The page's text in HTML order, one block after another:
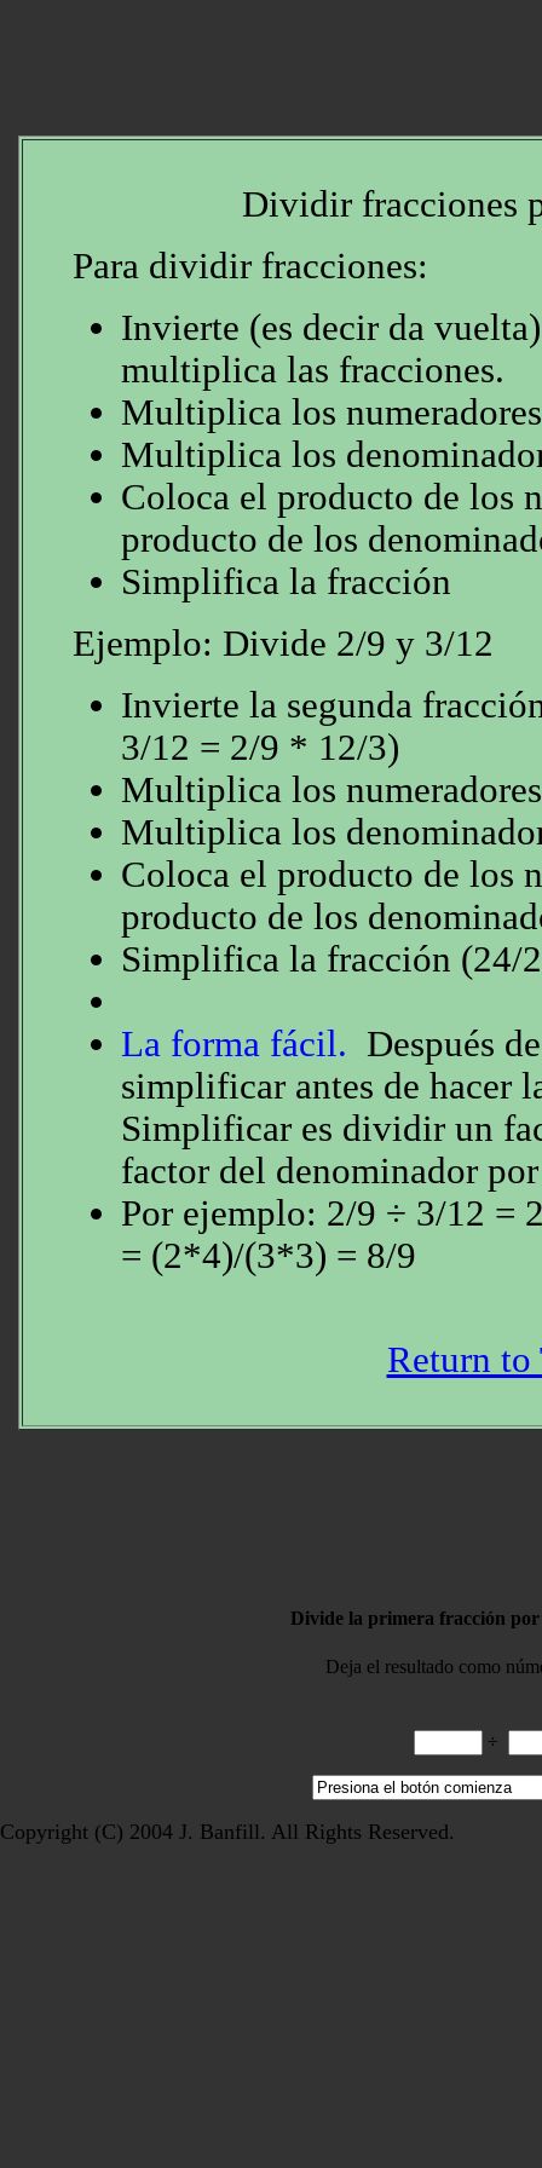
Dividir fracciones
Para dividir fracciones:
Invierte (es decir da
multiplica las fracciones.
Multiplica los
Multiplica los
Coloca el producto de los
producto de los
Simplifica la fracción
Ejemplo: Divide 2/9 y 3/12
Invierte la segunda
3/12 = 2/9 * 12/3)
Multiplica los
Multiplica los
Coloca el producto de los
producto de los
Simplifica la fracción (24/
La forma fácil. Después
simplificar antes de hacer
Simplificar es dividir un
factor del denominador
Por ejemplo: 2/9 ÷ 3/12
= (2*4)/(3*3) = 8/9
Return to
Divide la primera fracción por
Deja el resultado como
÷
Copyright (C) 2004 J. Banfill. All Rights Reserved.